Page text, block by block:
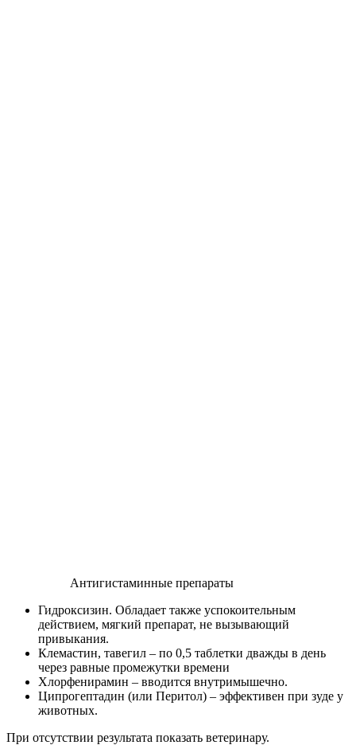
Антигистаминные препараты
Гидроксизин. Обладает также успокоительным
действием, мягкий препарат, не вызывающий
привыкания.
Клемастин, тавегил – по 0,5 таблетки дважды в день
через равные промежутки времени
Хлорфенирамин – вводится внутримышечно.
Ципрогептадин (или Перитол) – эффективен при зуде у
животных.
При отсутствии результата показать ветеринару.